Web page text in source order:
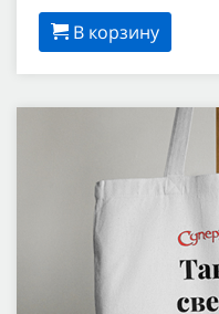
В корзину